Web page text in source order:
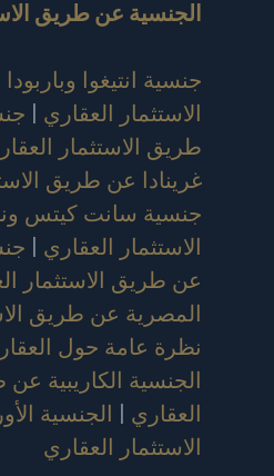
الجنسية عن طريق
جنسية انتيغوا
الاستثمار العقاري |
طريق الاستثمار
غرينادا عن طريق
جنسية سانت كيتس
الاستثمار العقاري |
عن طريق الاستثمار
المصرية عن طريق
نظرة عامة حول
الجنسية الكاريبية عن
العقاري | الجنسية
الاستثمار العقاري